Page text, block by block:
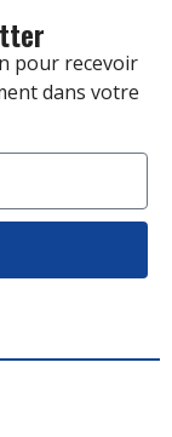
pour recevoir
dans votre